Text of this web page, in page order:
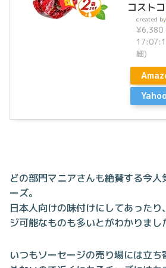
コストコ
created by
¥6,380
細)
どの部門マニアさんも絶賛する今
ーズ。
日本人向けの味付けにしてあった
ジ可能なものも多いとがわかりまし
いつもソーセージの売り場には立